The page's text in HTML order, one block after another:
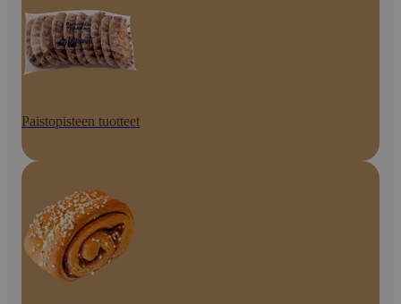
Paistopisteen tuotteet